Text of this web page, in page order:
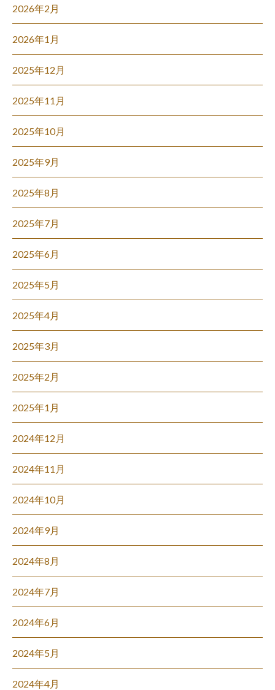
2026年2月
2026年1月
2025年12月
2025年11月
2025年10月
2025年9月
2025年8月
2025年7月
2025年6月
2025年5月
2025年4月
2025年3月
2025年2月
2025年1月
2024年12月
2024年11月
2024年10月
2024年9月
2024年8月
2024年7月
2024年6月
2024年5月
2024年4月